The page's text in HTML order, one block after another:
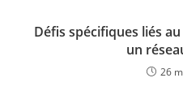
Défis spécifiques liés au
un
26